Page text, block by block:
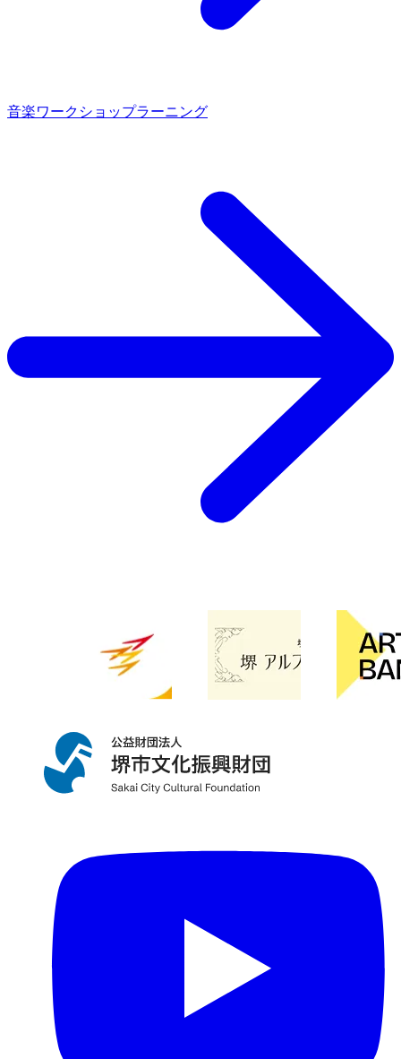
音楽ワークショップラーニング